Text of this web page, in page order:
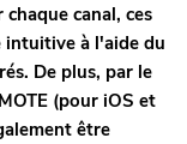
canal, ces
intuitive à l'aide du
De plus, par le
(pour iOS et
être